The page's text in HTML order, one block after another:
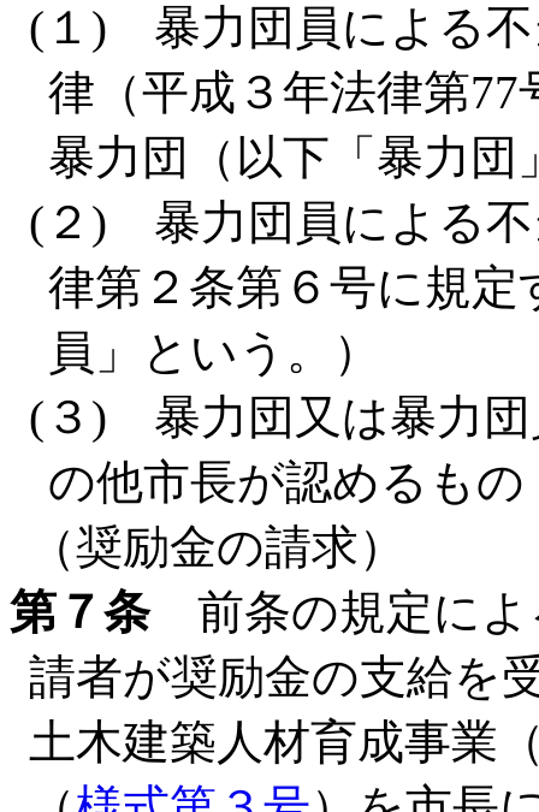
(１) 暴力団員による不
律（平成３年法律第
暴力団（以下「暴力団
(２) 暴力団員による不
律第２条第６号に規
員」という。）
(３) 暴力団又は暴力団
の他市長が認めるもの
（奨励金の請求）
第７条前条の規定によ
請者が奨励金の支給を
土木建築人材育成事業